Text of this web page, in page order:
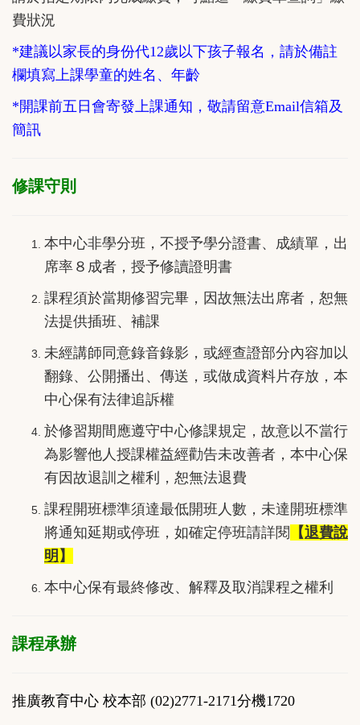
費狀況
*建議以家長的身份代12歲以下孩子報名，請於備註
欄填寫上課學童的姓名、年齡
*開課前五日會寄發上課通知，敬請留意Email信箱及
簡訊
修課守則
本中心非學分班，不授予學分證書、成績單，出
席率８成者，授予修讀證明書
課程須於當期修習完畢，因故無法出席者，恕無
法提供插班、補課
未經講師同意錄音錄影，或經查證部分內容加以
翻錄、公開播出、傳送，或做成資料片存放，本
中心保有法律追訴權
於修習期間應遵守中心修課規定，故意以不當行
為影響他人授課權益經勸告未改善者，本中心保
有因故退訓之權利，恕無法退費
課程開班標準須達最低開班人數，未達開班標準
將通知延期或停班，如確定停班請詳閱 【退費說
明 】
本中心保有最終修改、解釋及取消課程之權利
課程承辦
推廣教育中心 校本部 (02)2771-2171分機1720